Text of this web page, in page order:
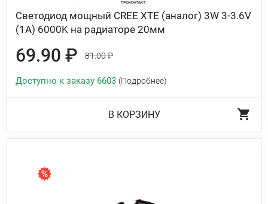
Светодиод мощный CREE XTE (аналог) 3W 3-3.6V
(1A) 6000K на радиаторе 20мм
69.90 ₽ 81.00 ₽
Доступно к заказу 6603 (Подробнее)
В КОРЗИНУ